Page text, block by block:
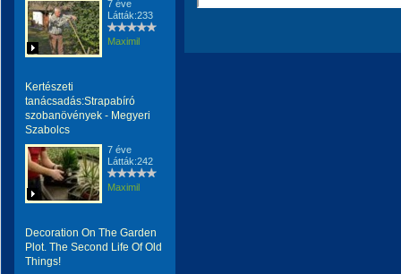
7 éve
Látták:233
Maximil
Kertészeti
tanácsadás:Strapabíró
szobanövények - Megyeri
Szabolcs
7 éve
Látták:242
Maximil
Decoration On The Garden
Plot. The Second Life Of Old
Things!